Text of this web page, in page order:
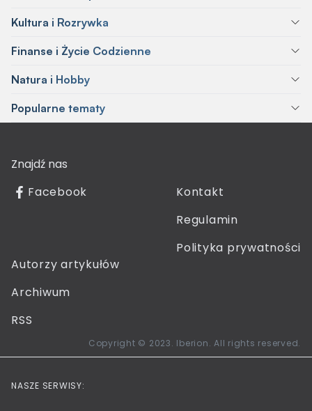
Kultura i Rozrywka
Finanse i Życie Codzienne
Natura i Hobby
Popularne tematy
Znajdź nas
Facebook
Kontakt
Regulamin
Polityka prywatności
Autorzy artykułów
Archiwum
RSS
Copyright © 2023. Iberion. All rights reserved.
NASZE SERWISY: